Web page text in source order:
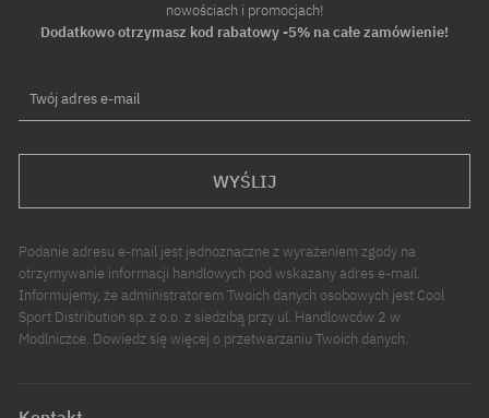
nowościach i promocjach!
Dodatkowo otrzymasz kod rabatowy -5% na całe zamówienie!
Twój adres e-mail
WYŚLIJ
Podanie adresu e-mail jest jednoznaczne z wyrażeniem zgody na
otrzymywanie informacji handlowych pod wskazany adres e-mail.
Informujemy, że administratorem Twoich danych osobowych jest Cool
Sport Distribution sp. z o.o. z siedzibą przy ul. Handlowców 2 w
Modlniczce. Dowiedz się więcej o przetwarzaniu Twoich danych.